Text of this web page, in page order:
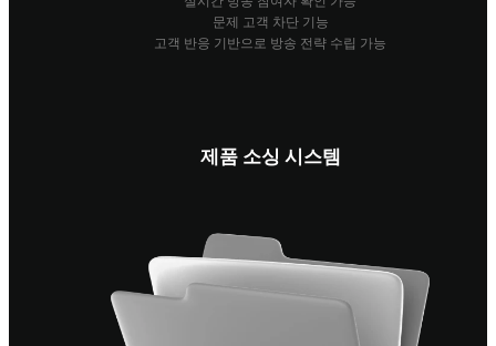
문제 고객 차단 기능
고객 반응 기반으로 방송 전략 수립 가능
제품 소싱 시스템